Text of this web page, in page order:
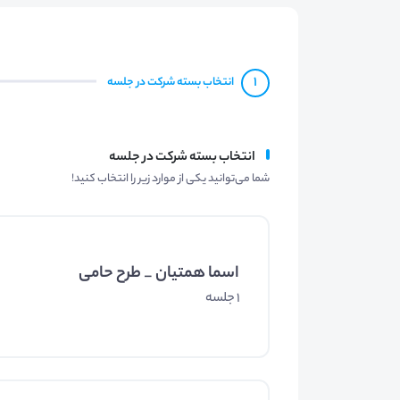
1 انتخاب بسته شرکت در جلسه
انتخاب بسته شرکت در جلسه
شما می‌توانید یکی از موارد زیر را انتخاب کنید!
اسما همتیان _ طرح حامی
1 جلسه